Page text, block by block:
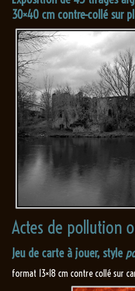
30×40 cm contre-collé sur
Actes de pollution
Jeu de carte à jouer, style
format 13×18 cm contre collé sur